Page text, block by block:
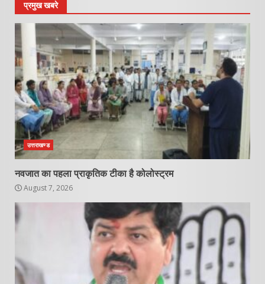
प्रमुख खबरे
उत्तराखण्ड
नवजात का पहला प्राकृतिक टीका है कोलोस्ट्रम
August 7, 2026